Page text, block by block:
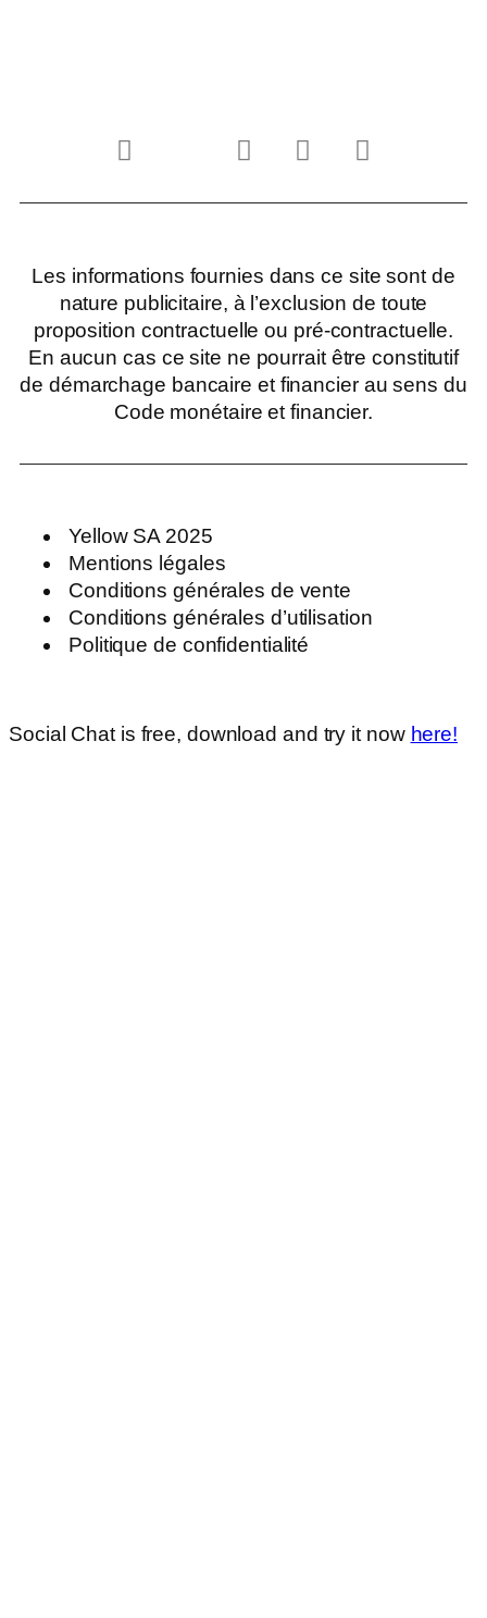
Les informations fournies dans ce site sont de
nature publicitaire, à l’exclusion de toute
proposition contractuelle ou pré-contractuelle.
En aucun cas ce site ne pourrait être constitutif
de démarchage bancaire et financier au sens du
Code monétaire et financier.
Yellow SA 2025
Mentions légales
Conditions générales de vente
Conditions générales d’utilisation
Politique de confidentialité
Social Chat is free, download and try it now here!